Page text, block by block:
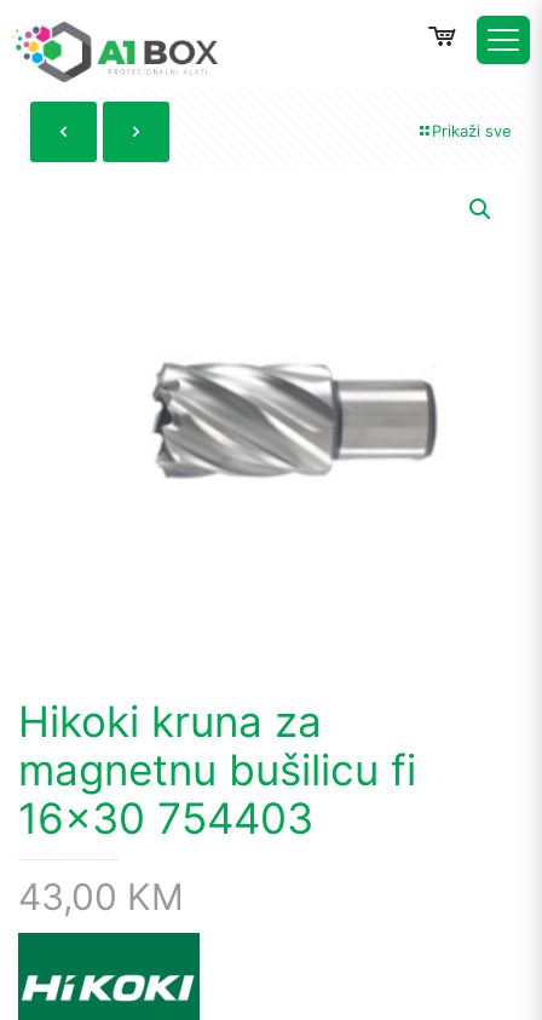
Prikaži sve
Hikoki kruna za
magnetnu bušilicu fi
16×30 754403
43,00 KM